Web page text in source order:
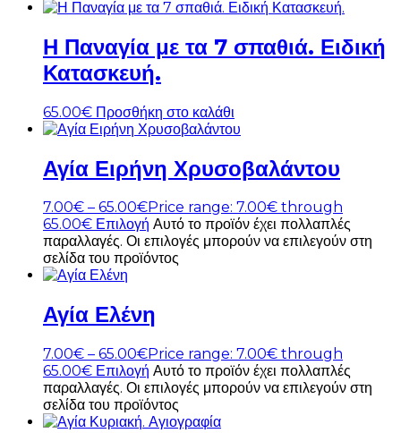
Η Παναγία με τα 7 σπαθιά. Ειδική
Κατασκευή.
65.00€ Προσθήκη στο καλάθι
Αγία Ειρήνη Χρυσοβαλάντου
7.00€ – 65.00€Price range: 7.00€ through
65.00€ Επιλογή Αυτό το προϊόν έχει πολλαπλές
παραλλαγές. Οι επιλογές μπορούν να επιλεγούν στη
σελίδα του προϊόντος
Αγία Ελένη
7.00€ – 65.00€Price range: 7.00€ through
65.00€ Επιλογή Αυτό το προϊόν έχει πολλαπλές
παραλλαγές. Οι επιλογές μπορούν να επιλεγούν στη
σελίδα του προϊόντος